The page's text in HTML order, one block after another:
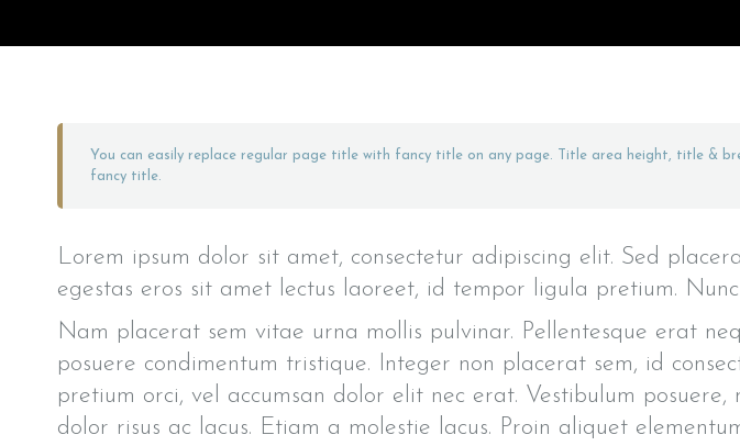
You can easily replace regular page title with fancy title on any page. Title area height, title &
fancy title.
Lorem ipsum dolor sit amet, consectetur adipiscing elit. Sed
egestas eros sit amet lectus laoreet, id tempor ligula pretium.
Nam placerat sem vitae urna mollis pulvinar. Pellentesque erat
posuere condimentum tristique. Integer non placerat sem, id
pretium orci, vel accumsan dolor elit nec erat. Vestibulum
dolor risus ac lacus. Etiam a molestie lacus. Proin aliquet